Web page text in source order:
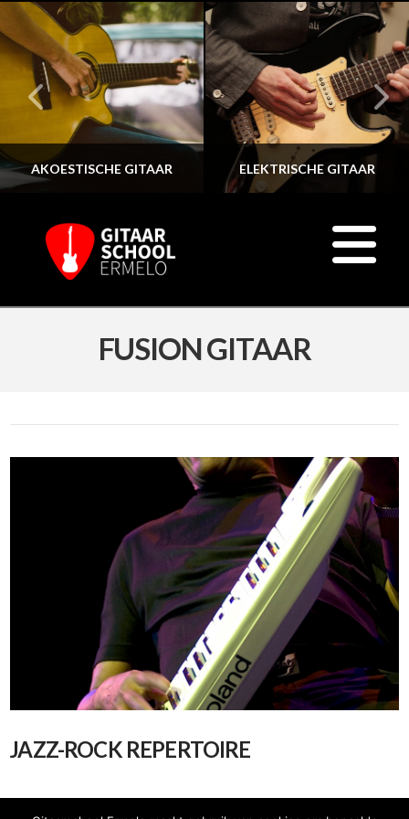
AKOESTISCHE GITAAR ELEKTRISCHE GITAAR
FUSION GITAAR
JAZZ-ROCK REPERTOIRE